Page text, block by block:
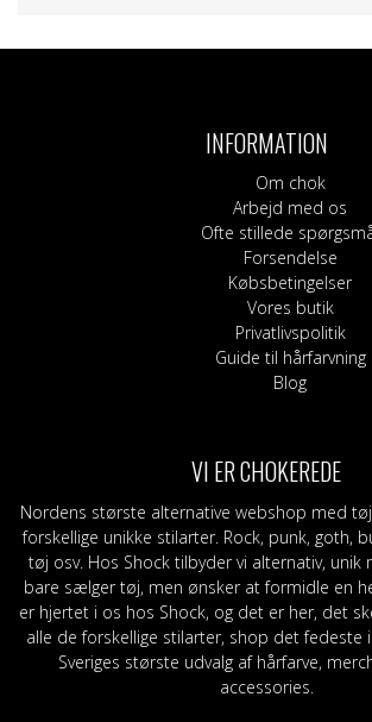
INFORMATION
Om chok
Arbejd med os
Ofte stillede
Forsendelse
Købsbetingelser
Vores butik
Privatlivspolitik
Guide til hårfarvning
Blog
VI ER CHOKEREDE
Nordens største alternative webshop med
forskellige unikke stilarter. Rock, punk, goth,
tøj osv. Hos Shock tilbyder vi alternativ, unik
bare sælger tøj, men ønsker at formidle en
er hjertet i os hos Shock, og det er her, det
alle de forskellige stilarter, shop det fedeste
Sveriges største udvalg af hårfarve,
accessories.